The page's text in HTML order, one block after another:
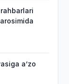
aʼzo